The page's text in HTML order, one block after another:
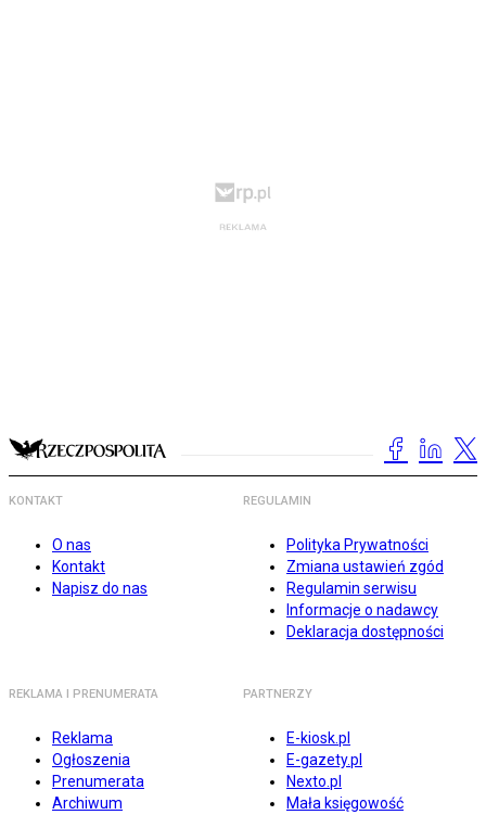
KONTAKT
O nas
Kontakt
Napisz do nas
REGULAMIN
Polityka Prywatności
Zmiana ustawień zgód
Regulamin serwisu
Informacje o nadawcy
Deklaracja dostępności
REKLAMA I PRENUMERATA
Reklama
Ogłoszenia
Prenumerata
Archiwum
PARTNERZY
E-kiosk.pl
E-gazety.pl
Nexto.pl
Mała księgowość